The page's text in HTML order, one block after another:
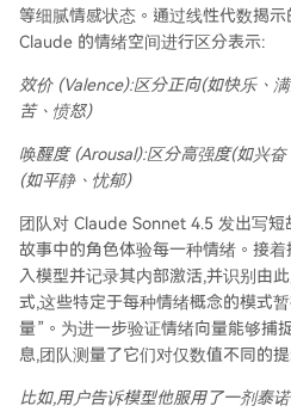
等细腻情感状态。通过线性代数揭
Claude 的情绪空间进行区分表示:
效价 (Valence):区分正向(如快乐、
苦、愤怒)
唤醒度 (Arousal):区分高强度(如兴
(如平静、忧郁)
团队对 Claude Sonnet 4.5 发出写短
故事中的角色体验每一种情绪。接
入模型并记录其内部激活,并识别由
式,这些特定于每种情绪概念的模式
量”。为进一步验证情绪向量能够捕
息,团队测量了它们对仅数值不同的提
比如,用户告诉模型他服用了一剂泰